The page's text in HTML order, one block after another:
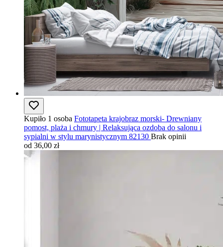
Kupiło 1 osoba Fototapeta krajobraz morski- Drewniany
pomost, plaża i chmury | Relaksująca ozdoba do salonu i
sypialni w stylu marynistycznym 82130 Brak opinii
od 36,00 zł